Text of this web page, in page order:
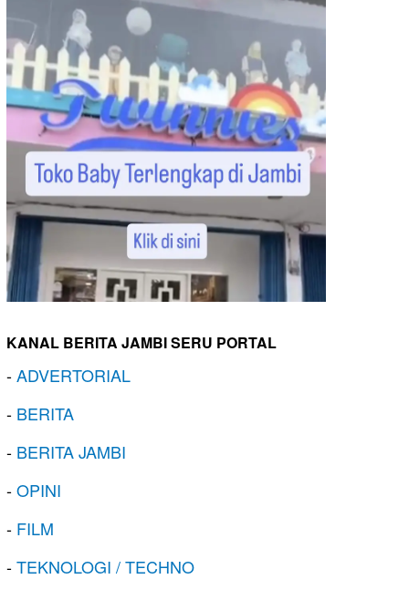
KANAL BERITA JAMBI SERU PORTAL
-ADVERTORIAL
- BERITA
- BERITA JAMBI
-OPINI
- FILM
-TEKNOLOGI / TECHNO